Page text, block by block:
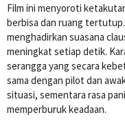
Film ini menyoroti
berbisa dan ruang tertutup.
menghadirkan suasana
meningkat setiap detik.
serangga yang secara
sama dengan pilot dan
situasi, sementara rasa
memperburuk keadaan.